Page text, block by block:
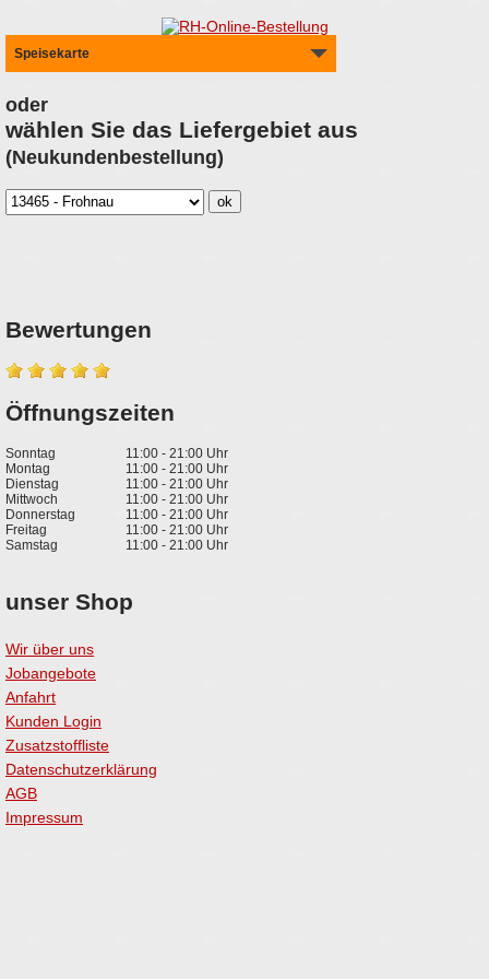
Speisekarte
oder
wählen Sie das Liefergebiet aus
(Neukundenbestellung)
Bewertungen
Öffnungszeiten
Sonntag
11:00 - 21:00 Uhr
Montag
11:00 - 21:00 Uhr
Dienstag
11:00 - 21:00 Uhr
Mittwoch
11:00 - 21:00 Uhr
Donnerstag
11:00 - 21:00 Uhr
Freitag
11:00 - 21:00 Uhr
Samstag
11:00 - 21:00 Uhr
unser Shop
Wir über uns
Jobangebote
Anfahrt
Kunden Login
Zusatzstoffliste
Datenschutzerklärung
AGB
Impressum